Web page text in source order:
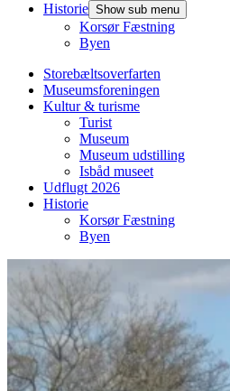
Historie Show sub menu
Korsør Fæstning
Byen
Storebæltsoverfarten
Museumsforeningen
Kultur & turisme
Turist
Museum
Museum udstilling
Isbåd museet
Udflugt 2026
Historie
Korsør Fæstning
Byen